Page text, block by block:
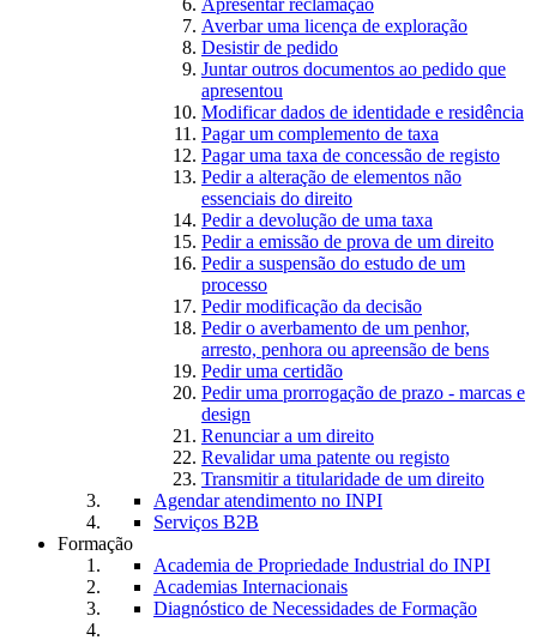
Apresentar reclamação
Averbar uma licença de exploração
Desistir de pedido
Juntar outros documentos ao pedido que
apresentou
Modificar dados de identidade e residência
Pagar um complemento de taxa
Pagar uma taxa de concessão de registo
Pedir a alteração de elementos não
essenciais do direito
Pedir a devolução de uma taxa
Pedir a emissão de prova de um direito
Pedir a suspensão do estudo de um
processo
Pedir modificação da decisão
Pedir o averbamento de um penhor,
arresto, penhora ou apreensão de bens
Pedir uma certidão
Pedir uma prorrogação de prazo - marcas e
design
Renunciar a um direito
Revalidar uma patente ou registo
Transmitir a titularidade de um direito
Agendar atendimento no INPI
Serviços B2B
Formação
Academia de Propriedade Industrial do INPI
Academias Internacionais
Diagnóstico de Necessidades de Formação